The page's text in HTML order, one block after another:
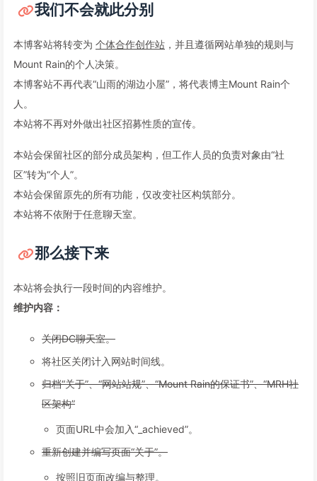
我们不会就此分别
本博客站将转变为 个体合作创作站 ，并且遵循网站单独的规则与
Mount Rain的个人决策。
本博客站不再代表“山雨的湖边小屋”，将代表博主Mount Rain个
人。
本站将不再对外做出社区招募性质的宣传。
本站会保留社区的部分成员架构，但工作人员的负责对象由“社
区”转为“个人”。
本站会保留原先的所有功能，仅改变社区构筑部分。
本站将不依附于任意聊天室。
那么接下来
本站将会执行一段时间的内容维护。
维护内容：
关闭DC聊天室。
将社区关闭计入网站时间线。
归档“关于”、“网站站规”、“Mount Rain的保证书”、“MRH社
区架构”
页面URL中会加入“_achieved”。
重新创建并编写页面“关于”。
按照旧页面改编与整理。